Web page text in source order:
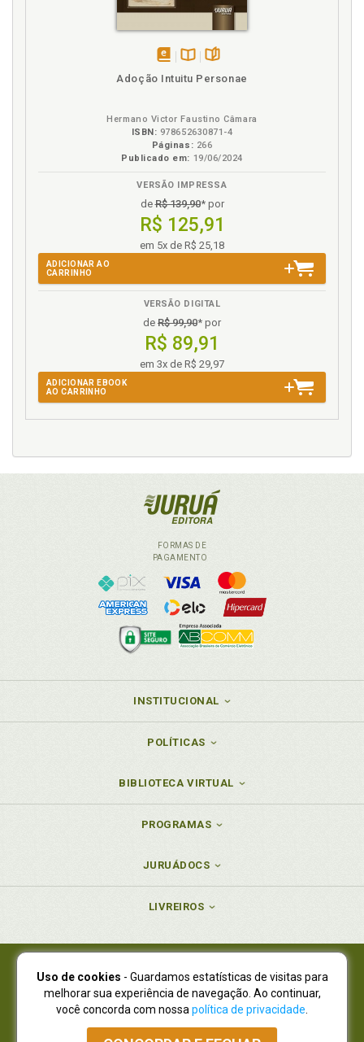
Adoção Intuitu Personae
Hermano Victor Faustino Câmara
ISBN: 978652630871-4
Páginas: 266
Publicado em: 19/06/2024
VERSÃO IMPRESSA
deR$ 139,90* por
R$ 125,91
em 5x de R$ 25,18
ADICIONAR AO
CARRINHO
VERSÃO DIGITAL
de R$ 99,90* por
R$ 89,91
em 3x de R$ 29,97
ADICIONAR EBOOK
AO CARRINHO
FORMAS DE
PAGAMENTO
INSTITUCIONAL
POLÍTICAS
BIBLIOTECA VIRTUAL
PROGRAMAS
JURUÁDOCS
LIVREIROS
Juruá Editora Ltda., CNPJ 77.535.508/0001-19
Juruá Informática Ltda., CNPJ 01.701.561/0001-80
NOVO ENDEREÇO:R. Flávio Dallegrave, 7665, São Lourenço |
Curitiba - Paraná - CEP 82210-310
Uso de cookies - Guardamos estatísticas de visitas para
melhorar sua experiência de navegação. Ao continuar,
você concorda com nossa política de privacidade